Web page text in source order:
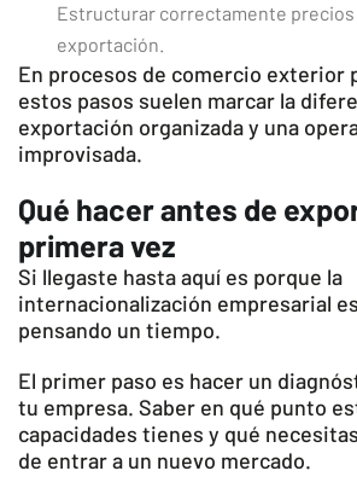
Estructurar correctamente precios
exportación.
En procesos de comercio exterior
estos pasos suelen marcar la
exportación organizada y una
improvisada.
Qué hacer antes de
primera vez
Si llegaste hasta aquí es porque la
internacionalización empresarial
pensando un tiempo.
El primer paso es hacer un
tu empresa. Saber en qué punto
capacidades tienes y qué
de entrar a un nuevo mercado.